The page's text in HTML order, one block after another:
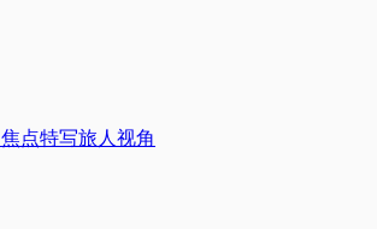
焦点特写旅人视角